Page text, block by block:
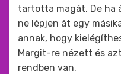
tartotta magát. De ha
ne lépjen át egy
annak, hogy
Margit-re nézett és
rendben van.